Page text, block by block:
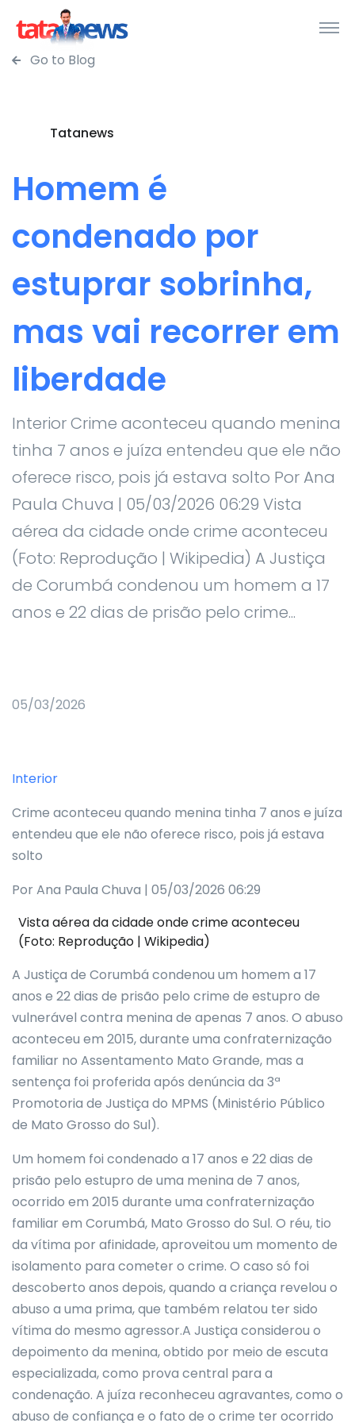
Go to Blog
Tatanews
Homem é
condenado por
estuprar sobrinha,
mas vai recorrer em
liberdade
Interior Crime aconteceu quando menina
tinha 7 anos e juíza entendeu que ele não
oferece risco, pois já estava solto Por Ana
Paula Chuva | 05/03/2026 06:29 Vista
aérea da cidade onde crime aconteceu
(Foto: Reprodução | Wikipedia) A Justiça
de Corumbá condenou um homem a 17
anos e 22 dias de prisão pelo crime...
05/03/2026
Interior
Crime aconteceu quando menina tinha 7 anos e juíza
entendeu que ele não oferece risco, pois já estava
solto
Por Ana Paula Chuva | 05/03/2026 06:29
Vista aérea da cidade onde crime aconteceu
(Foto: Reprodução | Wikipedia)
A Justiça de Corumbá condenou um homem a 17
anos e 22 dias de prisão pelo crime de estupro de
vulnerável contra menina de apenas 7 anos. O abuso
aconteceu em 2015, durante uma confraternização
familiar no Assentamento Mato Grande, mas a
sentença foi proferida após denúncia da 3ª
Promotoria de Justiça do MPMS (Ministério Público
de Mato Grosso do Sul).
Um homem foi condenado a 17 anos e 22 dias de
prisão pelo estupro de uma menina de 7 anos,
ocorrido em 2015 durante uma confraternização
familiar em Corumbá, Mato Grosso do Sul. O réu, tio
da vítima por afinidade, aproveitou um momento de
isolamento para cometer o crime. O caso só foi
descoberto anos depois, quando a criança revelou o
abuso a uma prima, que também relatou ter sido
vítima do mesmo agressor.A Justiça considerou o
depoimento da menina, obtido por meio de escuta
especializada, como prova central para a
condenação. A juíza reconheceu agravantes, como o
abuso de confiança e o fato de o crime ter ocorrido